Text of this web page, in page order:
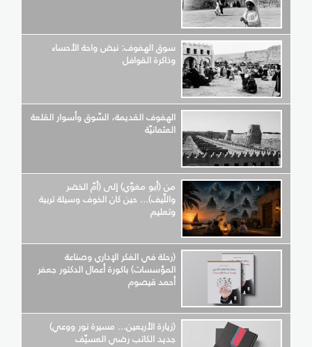
سوق الهفوف: نبض واحة الأحساء
وذاكرة القوافل
الهفوف القديمة، السّوق وأسوار القلعة
العثمانيّة
من (أبو مغوّي) إلى (أمّ الخضر
واللّيف)... حين كان الخوف وسيلة تربية
وتعليم
(رحلة في الفكر الإداري وصناعة
المؤسسات) باكورة أعمال الدكتور جعفر
أحمد قيصوم
(زيارة الأربعين... مسيرة نور ووعي)
جديد الكاتب رضي العسيّف